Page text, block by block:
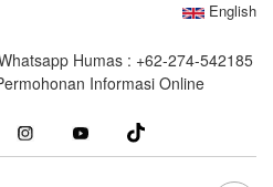
English
Humas : +62-274-542185
Informasi Online
Instagram youtube